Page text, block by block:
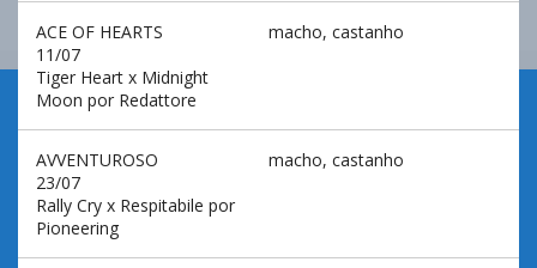
ACE OF HEARTS
macho, castanho
11/07
Tiger Heart x Midnight
Moon por Redattore
AVVENTUROSO
macho, castanho
23/07
Rally Cry x Respitabile por
Pioneering